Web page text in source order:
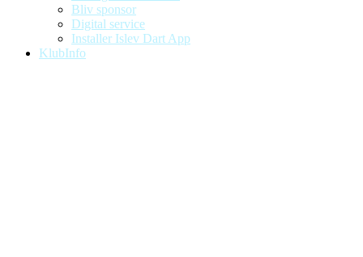
Bliv sponsor
Digital service
Installer Islev Dart App
KlubInfo